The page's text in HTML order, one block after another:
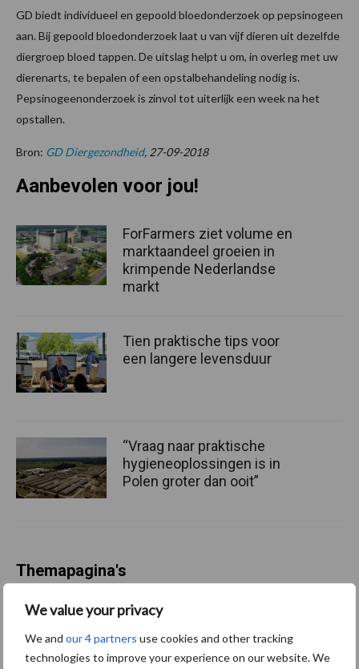
We value your privacy
We and our 4 partners use cookies and other tracking
technologies to improve your experience on our website. We
GD biedt individueel en gepoold bloedonderzoek op pepsinogeen
aan. Bij gepoold bloedonderzoek laat u van vijf dieren uit dezelfde
diergroep bloed tappen. De uitslag helpt u om, in overleg met uw
dierenarts, te bepalen of een opstalbehandeling nodig is.
Pepsinogeenonderzoek is zinvol tot uiterlijk een week na het
opstallen.
Bron: GD Diergezondheid, 27-09-2018
Aanbevolen voor jou!
ForFarmers ziet volume en
marktaandeel groeien in
krimpende Nederlandse
markt
Tien praktische tips voor
een langere levensduur
“Vraag naar praktische
hygieneoplossingen is in
Polen groter dan ooit”
Themapagina's
Diergezondheid Bemesting